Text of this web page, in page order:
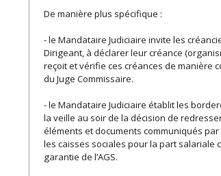
De manière plus spécifique :
- le Mandataire Judiciaire invite les
Dirigeant, à déclarer leur créance
reçoit et vérifie ces créances de manière
du Juge Commissaire.
- le Mandataire Judiciaire établit les
la veille au soir de la décision de
éléments et documents communiqués
les caisses sociales pour la part salariale
garantie de l’AGS.